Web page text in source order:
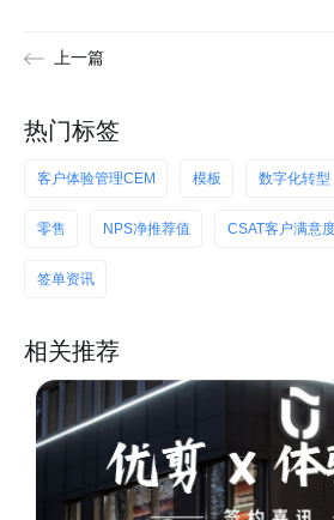
上一篇
热门标签
客户体验管理CEM 模板 数字化转型
零售 NPS净推荐值 CSAT客户满意
签单资讯
相关推荐